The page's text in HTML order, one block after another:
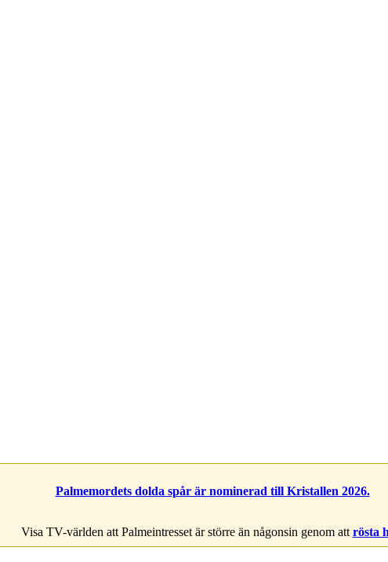
Palmemordets dolda spår är nominerad till Kristallen 2026.
Visa TV-världen att Palmeintresset är större än någonsin genom att rösta